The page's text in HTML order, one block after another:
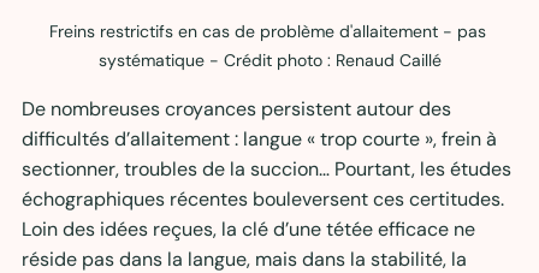
Freins restrictifs en cas de problème d'allaitement - pas
systématique - Crédit photo : Renaud Caillé
De nombreuses croyances persistent autour des
difficultés d’allaitement : langue « trop courte », frein à
sectionner, troubles de la succion… Pourtant, les études
échographiques récentes bouleversent ces certitudes.
Loin des idées reçues, la clé d’une tétée efficace ne
réside pas dans la langue, mais dans la stabilité, la